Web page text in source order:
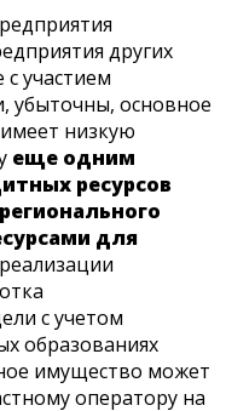
других
участием
убыточны, основное
низкую
еще одним
ресурсов
для
с учетом
образованиях
имущество может
оператору на